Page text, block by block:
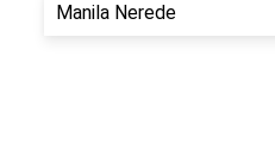
Manila Nerede